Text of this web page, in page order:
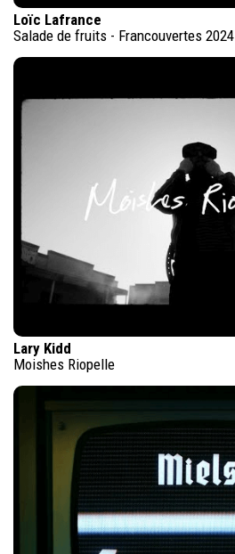
Loïc Lafrance
Salade de fruits - Francouvertes 2024
Lary Kidd
Moishes Riopelle